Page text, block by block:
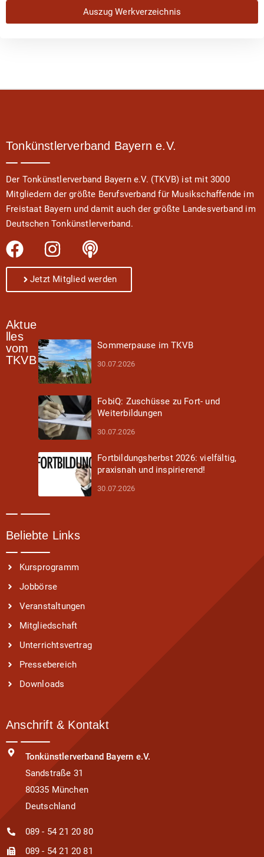
Auszug Werkverzeichnis
Tonkünstlerverband Bayern e.V.
Der Tonkünstlerverband Bayern e.V. (TKVB) ist mit 3000
Mitgliedern der größte Berufsverband für Musikschaffende im
Freistaat Bayern und damit auch der größte Landesverband im
Deutschen Tonkünstlerverband.
Jetzt Mitglied werden
Aktue
lles
vom
TKVB
Sommerpause im TKVB
30.07.2026
FobiQ: Zuschüsse zu Fort- und
Weiterbildungen
30.07.2026
Fortbildungsherbst 2026: vielfältig,
praxisnah und inspirierend!
30.07.2026
Beliebte Links
Kursprogramm
Jobbörse
Veranstaltungen
Mitgliedschaft
Unterrichtsvertrag
Pressebereich
Downloads
Anschrift & Kontakt
Tonkünstlerverband Bayern e.V.
Sandstraße 31
80335 München
Deutschland
089 - 54 21 20 80
089 - 54 21 20 81